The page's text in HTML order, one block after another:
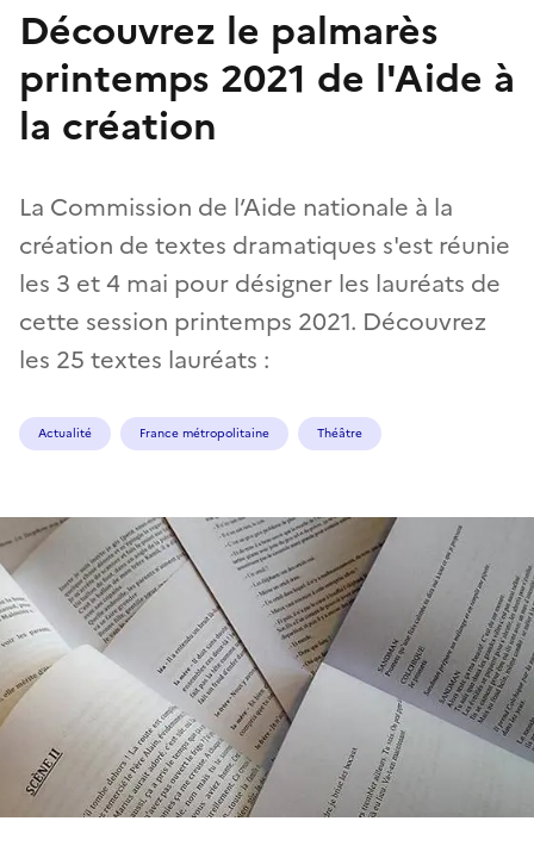
Découvrez le palmarès
printemps 2021 de l'Aide à
la création
La Commission de l’Aide nationale à la
création de textes dramatiques s'est réunie
les 3 et 4 mai pour désigner les lauréats de
cette session printemps 2021. Découvrez
les 25 textes lauréats :
Actualité France métropolitaine Théâtre